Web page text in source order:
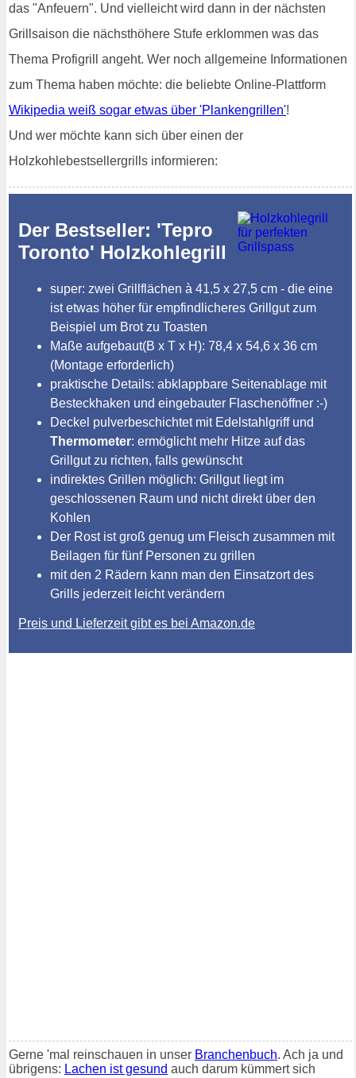
das "Anfeuern". Und vielleicht wird dann in der nächsten
Grillsaison die nächsthöhere Stufe erklommen was das
Thema Profigrill angeht. Wer noch allgemeine Informationen
zum Thema haben möchte: die beliebte Online-Plattform
Wikipedia weiß sogar etwas über 'Plankengrillen'!
Und wer möchte kann sich über einen der
Holzkohlebestsellergrills informieren:
Der Bestseller: 'Tepro
Toronto' Holzkohlegrill
super: zwei Grillflächen à 41,5 x 27,5 cm - die eine
ist etwas höher für empfindlicheres Grillgut zum
Beispiel um Brot zu Toasten
Maße aufgebaut(B x T x H): 78,4 x 54,6 x 36 cm
(Montage erforderlich)
praktische Details: abklappbare Seitenablage mit
Besteckhaken und eingebauter Flaschenöffner :-)
Deckel pulverbeschichtet mit Edelstahlgriff und
Thermometer: ermöglicht mehr Hitze auf das
Grillgut zu richten, falls gewünscht
indirektes Grillen möglich: Grillgut liegt im
geschlossenen Raum und nicht direkt über den
Kohlen
Der Rost ist groß genug um Fleisch zusammen mit
Beilagen für fünf Personen zu grillen
mit den 2 Rädern kann man den Einsatzort des
Grills jederzeit leicht verändern
Preis und Lieferzeit gibt es bei Amazon.de
Gerne 'mal reinschauen in unser Branchenbuch. Ach ja und
übrigens: Lachen ist gesund auch darum kümmert sich